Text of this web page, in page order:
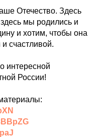
Отечество. Здесь
мы родились и
и хотим, чтобы она
счастливой.
интересной
России!